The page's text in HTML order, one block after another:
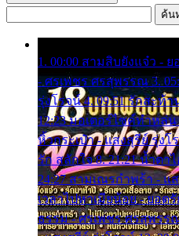
ค้น
1. 00:00 สามสิบยังแจ๋ว -
- ศรเพชร ศรสุพรรณ 3.
รุ่งโรจน์ 4. 09:51 รักสะท้
12:23 มอเตอร์ไซค์ทำหล่
หิ้วกระเป๋า - แสงสุรีย์ รุ่งโ
รัก สลักใจ 8. 21:21 น้ำต
24:27 สามเณรกำพร้า - แ
เวลาไปหาเมียน้อย - ยอด
ธรรม - ศรเพชร ศรสุพรร